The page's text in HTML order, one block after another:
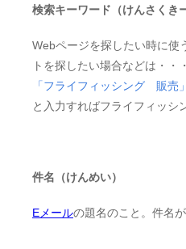
検索キーワード（けんさくき
Webページを探したい時に使
トを探したい場合などは・・・
「フライフィッシング 販売」
と入力すればフライフィッシ
件名（けんめい）
Eメールの題名のこと。件名が